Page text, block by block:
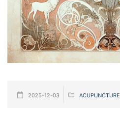
2025-12-03 ACUPUNCTURE